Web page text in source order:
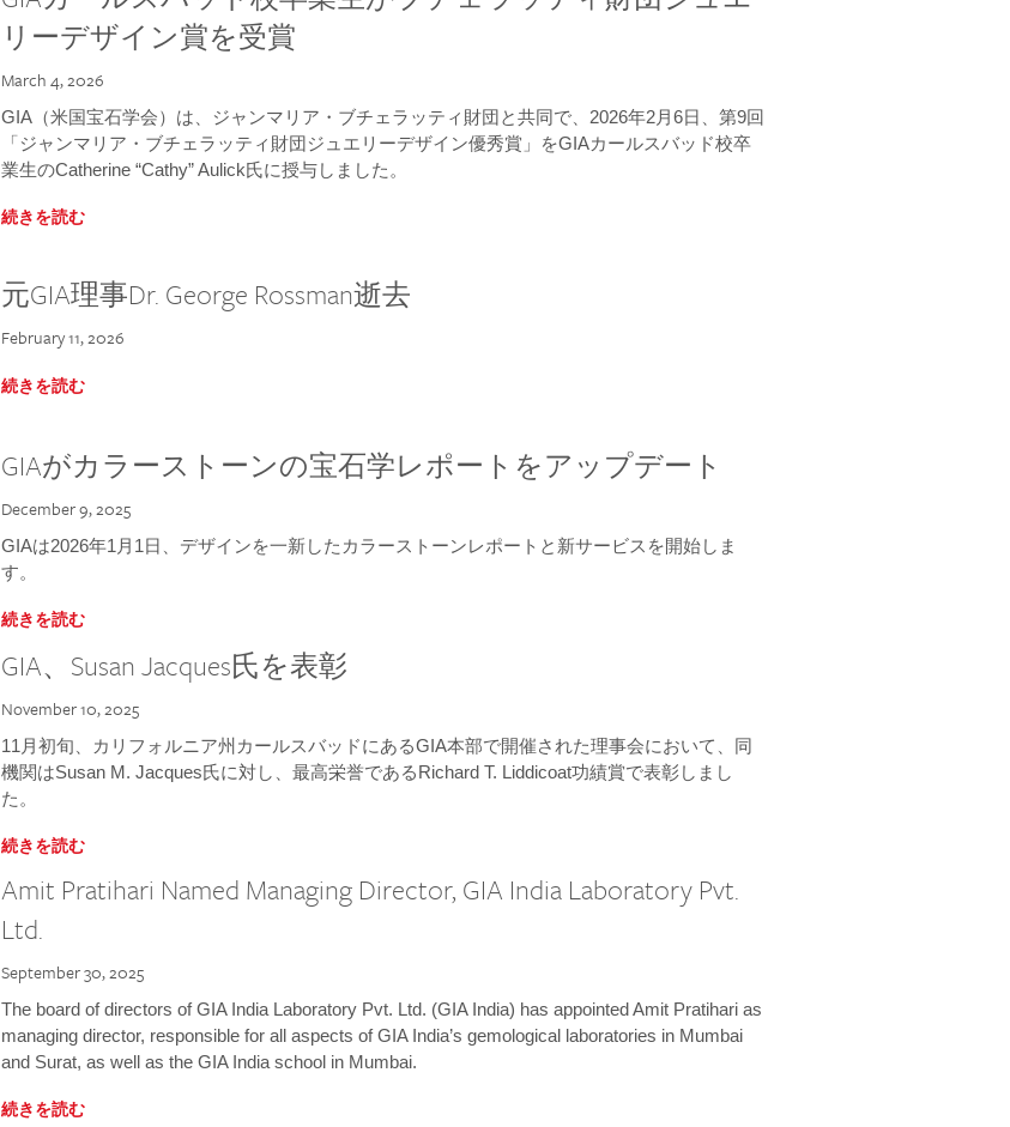
リーデザイン賞を受賞
March 4, 2026
GIA（米国宝石学会）は、ジャンマリア・ブチェラッティ財団と共同で、2026年2月6日、第9回
「ジャンマリア・ブチェラッティ財団ジュエリーデザイン優秀賞」をGIAカールスバッド校卒
業生のCatherine “Cathy” Aulick氏に授与しました。
続きを読む
元GIA理事Dr. George Rossman逝去
February 11, 2026
続きを読む
GIAがカラーストーンの宝石学レポートをアップデート
December 9, 2025
GIAは2026年1月1日、デザインを一新したカラーストーンレポートと新サービスを開始しま
す。
続きを読む
GIA、Susan Jacques氏を表彰
November 10, 2025
11月初旬、カリフォルニア州カールスバッドにあるGIA本部で開催された理事会において、同
機関はSusan M. Jacques氏に対し、最高栄誉であるRichard T. Liddicoat功績賞で表彰しまし
た。
続きを読む
Amit Pratihari Named Managing Director, GIA India Laboratory Pvt.
Ltd.
September 30, 2025
The board of directors of GIA India Laboratory Pvt. Ltd. (GIA India) has appointed Amit Pratihari as
managing director, responsible for all aspects of GIA India’s gemological laboratories in Mumbai
and Surat, as well as the GIA India school in Mumbai.
続きを読む